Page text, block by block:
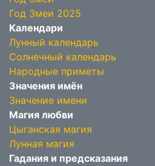
Год Змеи 2025
Календари
Лунный календарь
Солнечный календарь
Народные приметы
Значения имён
Значение имени
Магия любви
Цыганская магия
Лунная магия
Гадания и предсказания